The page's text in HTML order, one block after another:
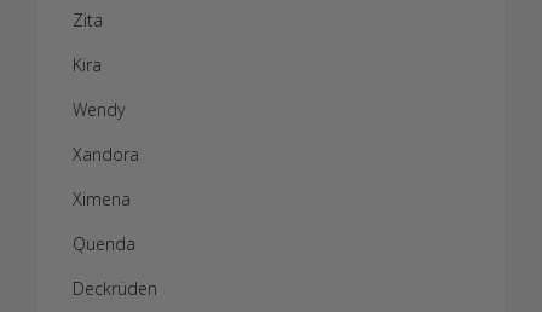
Zita
Kira
Wendy
Xandora
Ximena
Quenda
Deckrüden